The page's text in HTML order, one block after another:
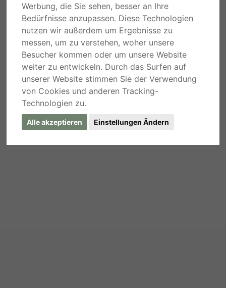
Werbung, die Sie sehen, besser an Ihre
Bedürfnisse anzupassen. Diese Technologien
nutzen wir außerdem um Ergebnisse zu
messen, um zu verstehen, woher unsere
Besucher kommen oder um unsere Website
weiter zu entwickeln. Durch das Surfen auf
unserer Website stimmen Sie der Verwendung
von Cookies und anderen Tracking-
Technologien zu.
Alle akzeptieren Einstellungen Ändern